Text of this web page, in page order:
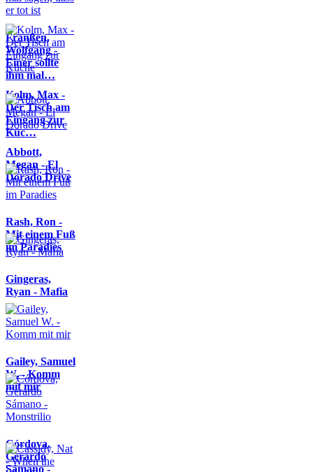
Franßen,
Wolfgang -
Einer sollte
ihm mal…
Kolm, Max -
Der Tisch am
Eingang zur
Küc…
Abbott,
Megan - El
Dorado Drive
Rash, Ron -
Mit einem Fuß
im Paradies
Gingeras,
Ryan - Mafia
Gailey, Samuel
W. - Komm
mit mir
Córdova,
Gerardo
Sámano -